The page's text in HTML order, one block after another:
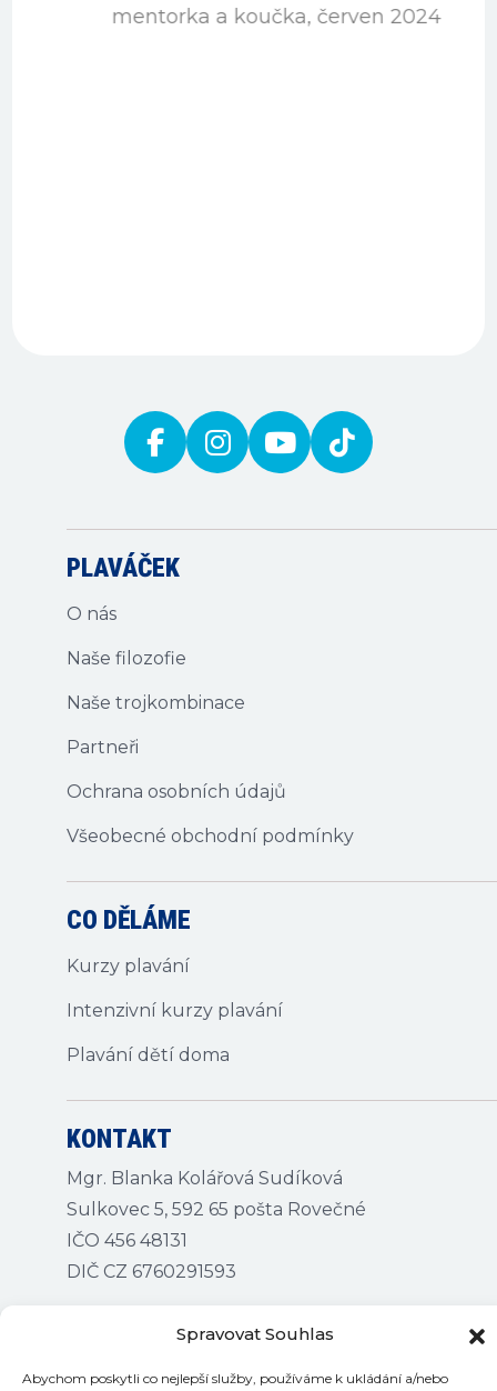
Spravovat Souhlas
Abychom poskytli co nejlepší služby, používáme k ukládání a/nebo
mentorka a koučka, červen 2024
PLAVÁČEK
O nás
Naše filozofie
Naše trojkombinace
Partneři
Ochrana osobních údajů
Všeobecné obchodní podmínky
CO DĚLÁME
Kurzy plavání
Intenzivní kurzy plavání
Plavání dětí doma
KONTAKT
Mgr. Blanka Kolářová Sudíková
Sulkovec 5, 592 65 pošta Rovečné
IČO 456 48131
DIČ CZ 6760291593